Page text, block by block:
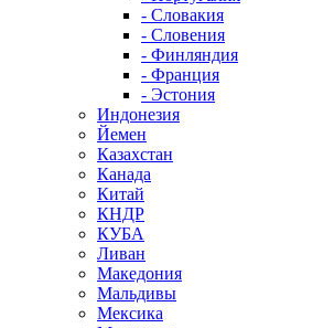
- Словакия
- Словения
- Финляндия
- Франция
- Эстония
Индонезия
Йемен
Казахстан
Канада
Китай
КНДР
КУБА
Ливан
Македония
Мальдивы
Мексика